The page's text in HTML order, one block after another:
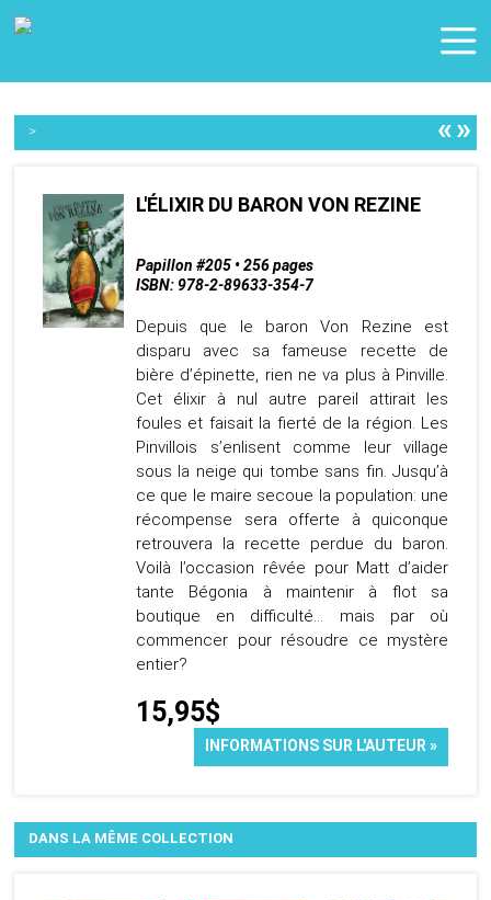
> «»
L'ÉLIXIR DU BARON VON REZINE
Papillon #205 • 256 pages
ISBN: 978-2-89633-354-7
Depuis que le baron Von Rezine est
disparu avec sa fameuse recette de
bière d’épinette, rien ne va plus à Pinville.
Cet élixir à nul autre pareil attirait les
foules et faisait la fierté de la région. Les
Pinvillois s’enlisent comme leur village
sous la neige qui tombe sans fin. Jusqu’à
ce que le maire secoue la population: une
récompense sera offerte à quiconque
retrouvera la recette perdue du baron.
Voilà l’occasion rêvée pour Matt d’aider
tante Bégonia à maintenir à flot sa
boutique en difficulté… mais par où
commencer pour résoudre ce mystère
entier?
15,95$
INFORMATIONS SUR L'AUTEUR »
DANS LA MÊME COLLECTION